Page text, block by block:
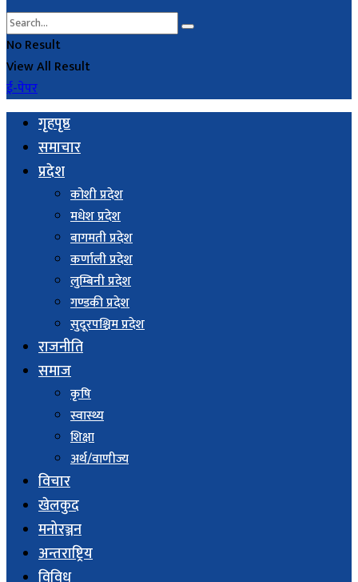
No Result
View All Result
ई-पेपर
गृहपृष्ठ
समाचार
प्रदेश
कोशी प्रदेश
मधेश प्रदेश
बागमती प्रदेश
कर्णाली प्रदेश
लुम्बिनी प्रदेश
गण्डकी प्रदेश
सुदूरपश्चिम प्रदेश
राजनीति
समाज
कृषि
स्वास्थ्य
शिक्षा
अर्थ/वाणीज्य
विचार
खेलकुद
मनोरञ्जन
अन्तराष्ट्रिय